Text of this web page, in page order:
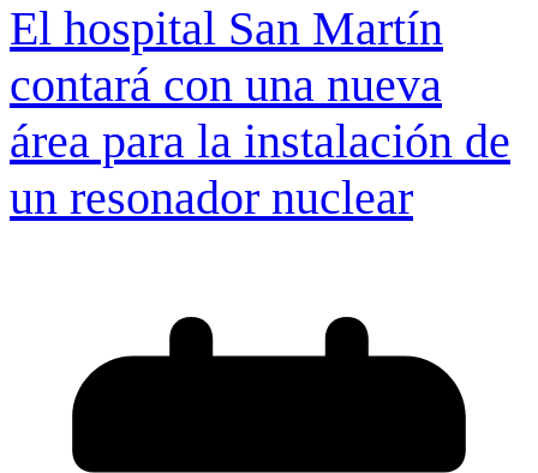
El hospital San Martín
contará con una nueva
área para la instalación de
un resonador nuclear